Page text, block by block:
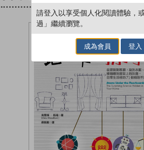
請登入以享受個人化閱讀體驗，
過」繼續瀏覽。
成為會員 登入